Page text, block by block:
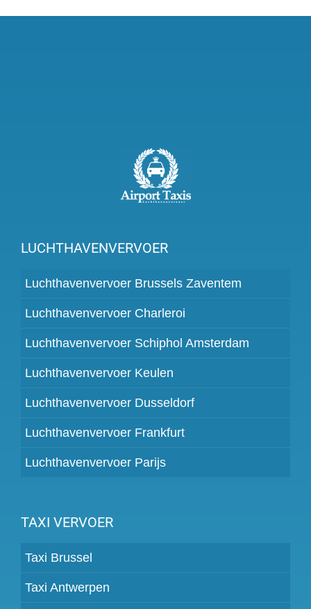
LUCHTHAVENVERVOER
Luchthavenvervoer Brussels Zaventem
Luchthavenvervoer Charleroi
Luchthavenvervoer Schiphol Amsterdam
Luchthavenvervoer Keulen
Luchthavenvervoer Dusseldorf
Luchthavenvervoer Frankfurt
Luchthavenvervoer Parijs
TAXI VERVOER
Taxi Brussel
Taxi Antwerpen